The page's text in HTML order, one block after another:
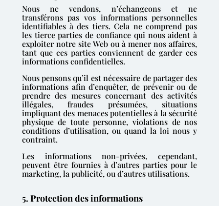
Nous ne vendons, n’échangeons et ne
transférons pas vos informations personnelles
identifiables à des tiers. Cela ne comprend pas
les tierce parties de confiance qui nous aident à
exploiter notre site Web ou à mener nos affaires,
tant que ces parties conviennent de garder ces
informations confidentielles.
Nous pensons qu’il est nécessaire de partager des
informations afin d’enquêter, de prévenir ou de
prendre des mesures concernant des activités
illégales, fraudes présumées, situations
impliquant des menaces potentielles à la sécurité
physique de toute personne, violations de nos
conditions d’utilisation, ou quand la loi nous y
contraint.
Les informations non-privées, cependant,
peuvent être fournies à d’autres parties pour le
marketing, la publicité, ou d’autres utilisations.
5. Protection des informations